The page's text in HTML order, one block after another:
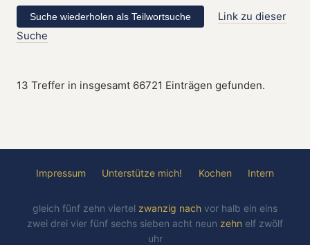
Link zu dieser
Suche
13 Treffer in insgesamt 66721 Einträgen gefunden.
Impressum Unterstütze mich! Kochen Intern
gleich fünf zehn viertel zwanzig nach vor halb ein eins
zwei drei vier fünf sechs sieben acht neun zehn elf zwölf
uhr